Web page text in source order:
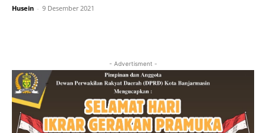
Husein - 9 Desember 2021
- Advertisment -